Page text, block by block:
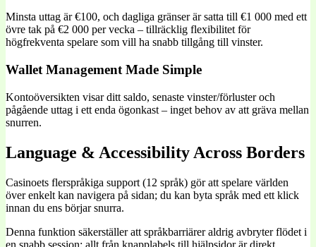
Minsta uttag är €100, och dagliga gränser är satta till €1 000 med ett
övre tak på €2 000 per vecka – tillräcklig flexibilitet för
högfrekventa spelare som vill ha snabb tillgång till vinster.
Wallet Management Made Simple
Kontoöversikten visar ditt saldo, senaste vinster/förluster och
pågående uttag i ett enda ögonkast – inget behov av att gräva mellan
snurren.
Language & Accessibility Across Borders
Casinoets flerspråkiga support (12 språk) gör att spelare världen
över enkelt kan navigera på sidan; du kan byta språk med ett klick
innan du ens börjar snurra.
Denna funktion säkerställer att språkbarriärer aldrig avbryter flödet i
en snabb session; allt från knapplabels till hjälpsidor är direkt